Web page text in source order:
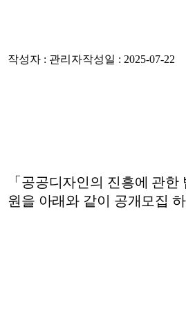
작성자 : 관리자작성일 : 2025-07-22
「공공디자인의 진흥에 관한
원을 아래와 같이 공개모집